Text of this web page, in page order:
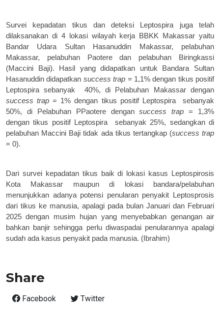
Survei kepadatan tikus dan deteksi Leptospira juga telah
dilaksanakan di 4 lokasi wilayah kerja BBKK Makassar yaitu
Bandar Udara Sultan Hasanuddin Makassar, pelabuhan
Makassar, pelabuhan Paotere dan pelabuhan Biringkassi
(Maccini Baji). Hasil yang didapatkan untuk Bandara Sultan
Hasanuddin didapatkan success trap = 1,1% dengan tikus positif
Leptospira sebanyak
40%, di Pelabuhan Makassar dengan
success trap= 1% dengan tikus positif Leptospira
sebanyak
50%, di Pelabuhan PPaotere dengansuccess trap= 1,3%
dengan tikus positif Leptospira
sebanyak 25%, sedangkan di
pelabuhan Maccini Baji tidak ada tikus tertangkap (success trap
= 0).
Dari survei kepadatan tikus baik di lokasi kasus Leptospirosis
Kota Makassar maupun di lokasi bandara/pelabuhan
menunjukkan adanya potensi penularan penyakit Leptosprosis
dari tikus ke manusia, apalagi pada bulan Januari dan Februari
2025 dengan musim hujan yang menyebabkan genangan air
bahkan banjir sehingga perlu diwaspadai penularannya apalagi
sudah ada kasus penyakit pada manusia. (Ibrahim)
Share
Facebook Twitter